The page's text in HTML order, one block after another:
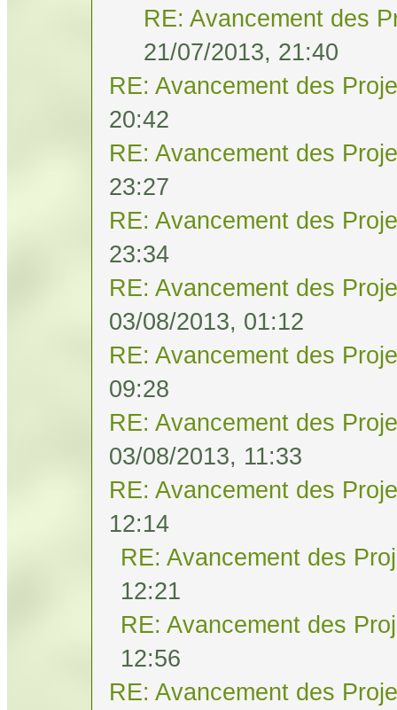
RE: Avancement des
21/07/2013, 21:40
RE: Avancement des
20:42
RE: Avancement des
23:27
RE: Avancement des
23:34
RE: Avancement des
03/08/2013, 01:12
RE: Avancement des
09:28
RE: Avancement des
03/08/2013, 11:33
RE: Avancement des
12:14
RE: Avancement des
12:21
RE: Avancement des
12:56
RE: Avancement des